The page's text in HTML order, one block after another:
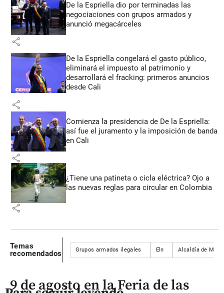
De la Espriella dio por terminadas las
negociaciones con grupos armados y
anunció megacárceles
share
De la Espriella congelará el gasto público,
eliminará el impuesto al patrimonio y
desarrollará el fracking: primeros anuncios
desde Cali
share
Comienza la presidencia de De la Espriella:
así fue el juramento y la imposición de banda
en Cali
share
¿Tiene una patineta o cicla eléctrica? Ojo a
las nuevas reglas para circular en Colombia
share
Temas
recomendados
Grupos armados ilegales Eln Alcaldía de
9 de agosto en la Feria de las